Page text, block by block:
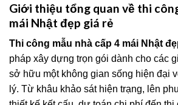
Giới thiệu tổng quan về thi
mái Nhật đẹp giá rẻ
Thi công mẫu nhà cấp 4 mái Nhật
pháp xây dựng trọn gói dành cho các
sở hữu một không gian sống hiện đại
lý. Từ khâu khảo sát hiện trạng, lên